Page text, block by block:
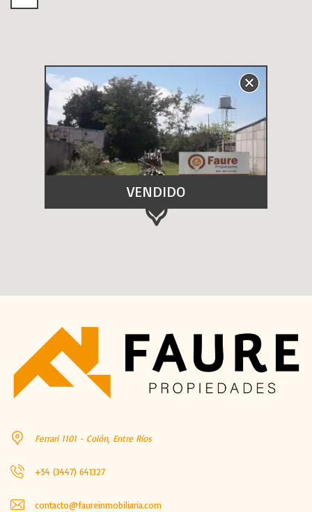
VENDIDO
Ferrari 1101 - Colón, Entre Ríos
+54 (3447) 641327
contacto@faureinmobiliaria.com